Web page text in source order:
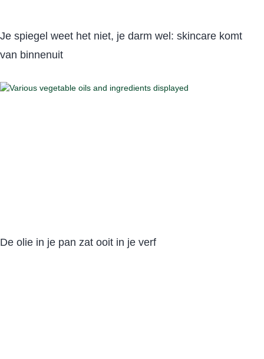
Je spiegel weet het niet, je darm wel: skincare komt
van binnenuit
De olie in je pan zat ooit in je verf